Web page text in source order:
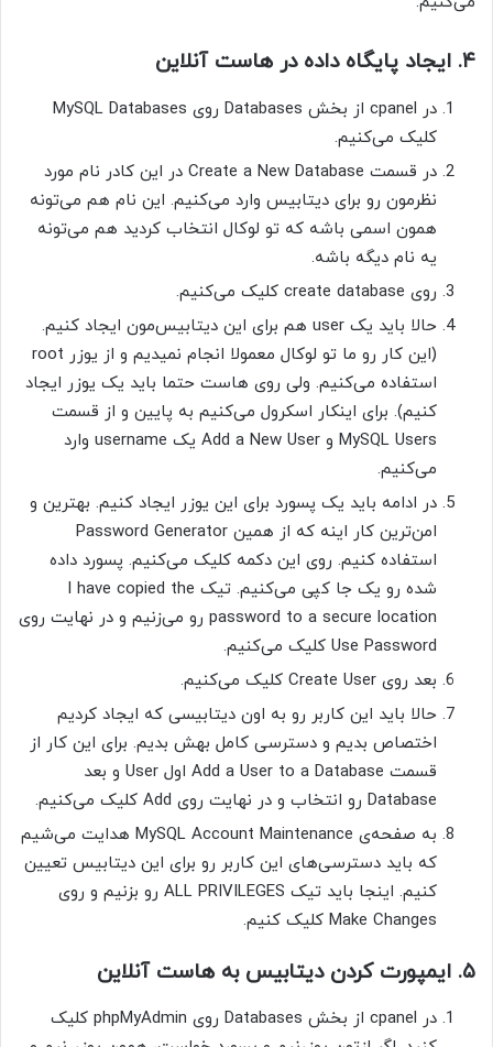
۴. ایجاد پایگاه داده در هاست آنلاین
در cpanel از بخش Databases روی MySQL Databases
کلیک می‌کنیم.
در قسمت Create a New Database در این کادر نام مورد
نظرمون رو برای دیتابیس وارد می‌کنیم. این نام هم می‌تونه
همون اسمی باشه که تو لوکال انتخاب کردید هم می‌تونه
یه نام دیگه باشه.
روی create database کلیک می‌کنیم.
حالا باید یک user هم برای این دیتابیس‌مون ایجاد کنیم.
(این کار رو ما تو لوکال معمولا انجام نمیدیم و از یوزر root
استفاده می‌کنیم. ولی روی هاست حتما باید یک یوزر ایجاد
کنیم). برای اینکار اسکرول می‌کنیم به پایین و از قسمت
MySQL Users و Add a New User یک username وارد
می‌کنیم.
در ادامه باید یک پسورد برای این یوزر ایجاد کنیم. بهترین و
امن‌ترین کار اینه که از همین Password Generator
استفاده کنیم. روی این دکمه کلیک می‌کنیم. پسورد داده
شده رو یک جا کپی می‌کنیم. تیک I have copied the
password to a secure location رو می‌زنیم و در نهایت روی
Use Password کلیک می‌کنیم.
بعد روی Create User کلیک می‌کنیم.
حالا باید این کاربر رو به اون دیتابیسی که ایجاد کردیم
اختصاص بدیم و دسترسی کامل بهش بدیم. برای این کار از
قسمت Add a User to a Database اول User و بعد
Database رو انتخاب و در نهایت روی Add کلیک می‌کنیم.
به صفحه‌ی MySQL Account Maintenance هدایت می‌شیم
که باید دسترسی‌های این کاربر رو برای این دیتابیس تعیین
کنیم. اینجا باید تیک ALL PRIVILEGES رو بزنیم و روی
Make Changes کلیک کنیم.
۵. ایمپورت کردن دیتابیس به هاست آنلاین
در cpanel از بخش Databases روی phpMyAdmin کلیک